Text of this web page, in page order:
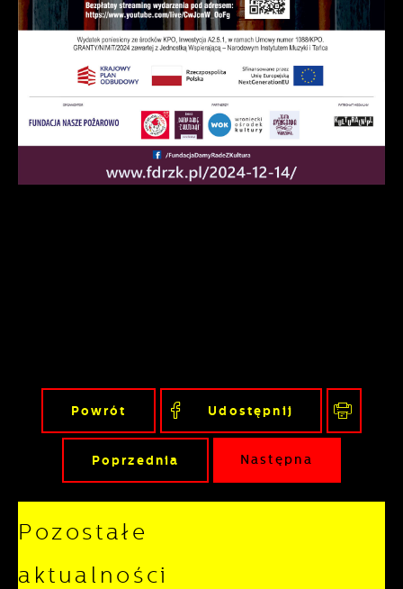
Powrót Udostępnij
Poprzednia Następna
Pozostałe
aktualności